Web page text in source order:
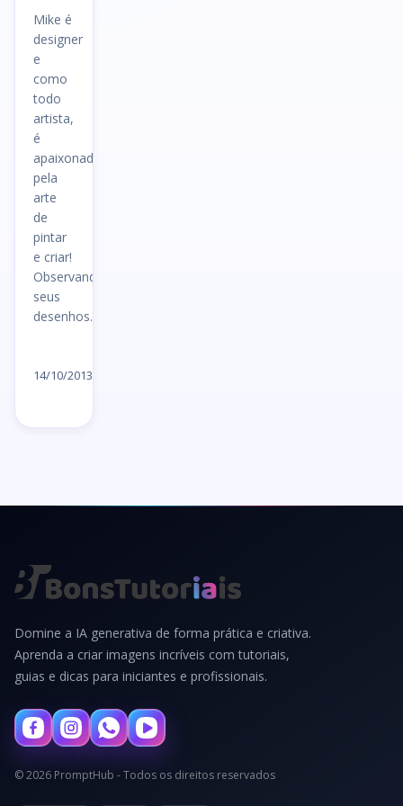
Mike é
designer
e
como
todo
artista,
é
apaixonado
pela
arte
de
pintar
e criar!
Observando
seus
desenhos…
14/10/2013
Domine a IA generativa de forma prática e criativa.
Aprenda a criar imagens incríveis com tutoriais,
guias e dicas para iniciantes e profissionais.
© 2026 PromptHub - Todos os direitos reservados